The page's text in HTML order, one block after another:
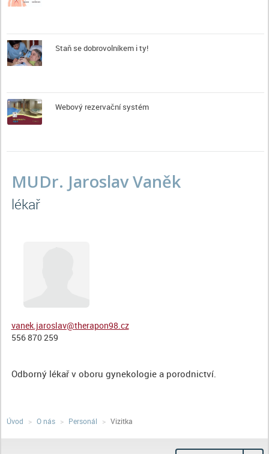
Staň se dobrovolníkem i ty!
Webový rezervační systém
MUDr. Jaroslav Vaněk
Lékař
vanek.jaroslav@therapon98.cz
556 870 259
Odborný lékař v oboru gynekologie a porodnictví.
Úvod O nás Personál Vizitka